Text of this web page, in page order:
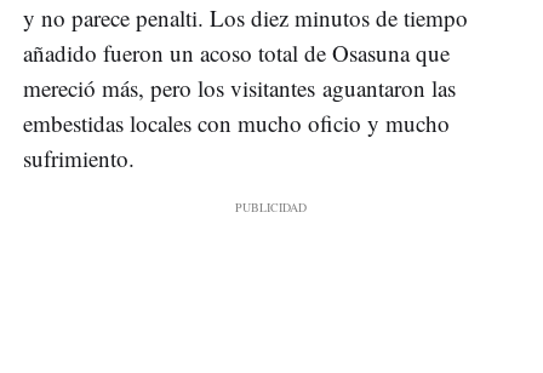
y no parece penalti. Los diez minutos de tiempo
añadido fueron un acoso total de Osasuna que
mereció más, pero los visitantes aguantaron las
embestidas locales con mucho oficio y mucho
sufrimiento.